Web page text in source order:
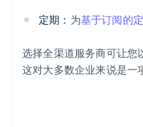
定期： 为基于订阅的
选择全渠道服务商可让您
这对大多数企业来说是一